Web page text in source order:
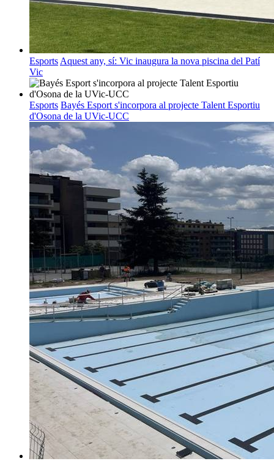
Esports Aquest any, sí: Vic inaugura la nova piscina del Patí
Vic
Esports Bayés Esport s'incorpora al projecte Talent Esportiu
d'Osona de la UVic-UCC